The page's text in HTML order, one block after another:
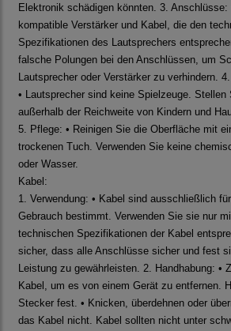
Elektronik schädigen könnten. 3. Anschlüsse:
kompatible Verstärker und Kabel, die den
Spezifikationen des Lautsprechers
falsche Polungen bei den Anschlüssen, um
Lautsprecher oder Verstärker zu verhindern.
• Lautsprecher sind keine Spielzeuge.
außerhalb der Reichweite von Kindern und
5. Pflege: • Reinigen Sie die Oberfläche mit
trockenen Tuch. Verwenden Sie keine
oder Wasser.
Kabel:
1. Verwendung: • Kabel sind ausschließlich
Gebrauch bestimmt. Verwenden Sie sie nur
technischen Spezifikationen der Kabel
sicher, dass alle Anschlüsse sicher und fest
Leistung zu gewährleisten. 2. Handhabung: •
Kabel, um es von einem Gerät zu entfernen.
Stecker fest. • Knicken, überdehnen oder
das Kabel nicht. Kabel sollten nicht unter